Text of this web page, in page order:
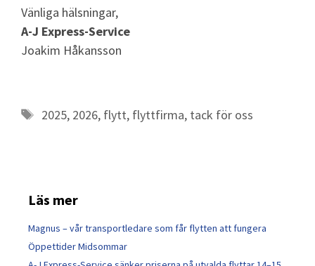
Vänliga hälsningar,
A-J Express-Service
Joakim Håkansson
2025, 2026, flytt, flyttfirma, tack för oss
Läs mer
Magnus – vår transportledare som får flytten att fungera
Öppettider Midsommar